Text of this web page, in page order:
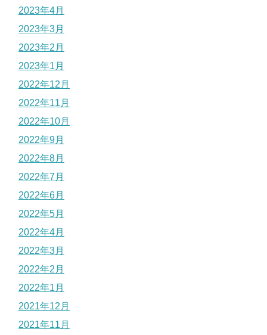
2023年4月
2023年3月
2023年2月
2023年1月
2022年12月
2022年11月
2022年10月
2022年9月
2022年8月
2022年7月
2022年6月
2022年5月
2022年4月
2022年3月
2022年2月
2022年1月
2021年12月
2021年11月